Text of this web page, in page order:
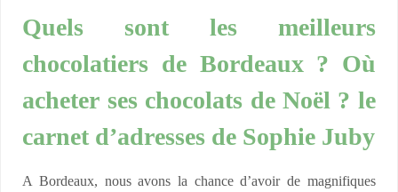
Quels sont les meilleurs
chocolatiers de Bordeaux ? Où
acheter ses chocolats de Noël ? le
carnet d’adresses de Sophie Juby
A Bordeaux, nous avons la chance d’avoir de magnifiques